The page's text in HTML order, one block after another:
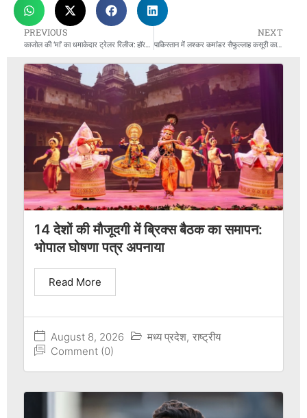
PREVIOUS
काजोल की ‘मां’ का धमाकेदार ट्रेलर रिलीज: हॉरर-थ्रिलर में दिखा एक्ट्रेस का दमदार अवतार, 27 जून को सिनेमाघरों में देगी दस्तक
NEXT
पाकिस्तान में लश्कर कमांडर सैफुल्लाह कसूरी का भारत विरोधी ज़हर, पहलगाम हमले पर दिया शर्मनाक बयान
14 देशों की मौजूदगी में ब्रिक्स बैठक का समापन:
भोपाल घोषणा पत्र अपनाया
August 8, 2026 मध्य प्रदेश, राष्ट्रीय
Comment (0)
Read More